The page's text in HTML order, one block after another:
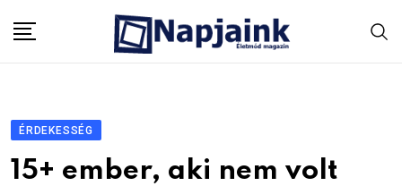
ÉRDEKESSÉG
15+ ember, aki nem volt